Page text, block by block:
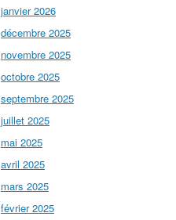
janvier 2026
décembre 2025
novembre 2025
octobre 2025
septembre 2025
juillet 2025
mai 2025
avril 2025
mars 2025
février 2025